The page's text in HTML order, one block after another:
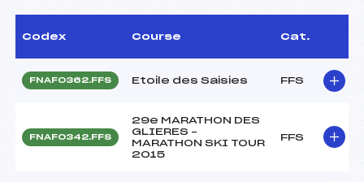
Codex Course Cat.
FNAF0362.FFS Etoile des Saisies FFS
FNAF0342.FFS
29e MARATHON DES
GLIERES –
MARATHON SKI TOUR
2015
FFS